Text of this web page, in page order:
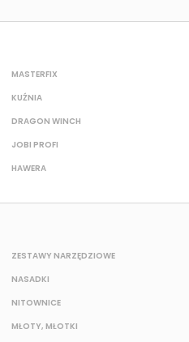
MASTERFIX
KUŹNIA
DRAGON WINCH
JOBI PROFI
HAWERA
ZESTAWY NARZĘDZIOWE
NASADKI
NITOWNICE
MŁOTY, MŁOTKI